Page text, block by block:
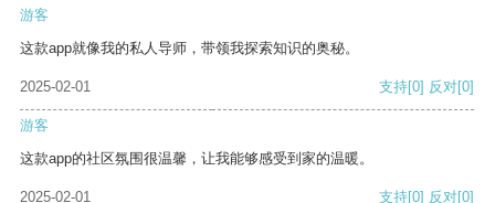
游客
这款app就像我的私人导师，带领我探索知识的奥秘。
2025-02-01 支持[0] 反对[0]
游客
这款app的社区氛围很温馨，让我能够感受到家的温暖。
2025-02-01 支持[0] 反对[0]